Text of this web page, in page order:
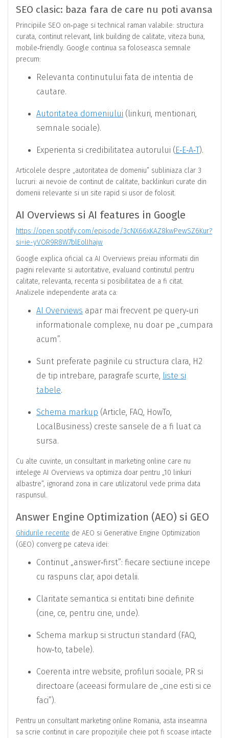
SEO clasic: baza fara de care nu poti avansa
Principiile SEO on‑page si technical raman valabile: structura
curata, continut relevant, link building de calitate, viteza buna,
mobile‑friendly. Google continua sa foloseasca semnale
precum:
Relevanta continutului fata de intentia de
cautare.
Autoritatea domeniului (linkuri, mentionari,
semnale sociale).
Experienta si credibilitatea autorului ( E‑E‑A‑T).
Articolele despre „autoritatea de domeniu” subliniaza clar 3
lucruri: ai nevoie de continut de calitate, backlinkuri curate din
domenii relevante si un site rapid si usor de folosit.
AI Overviews si AI features in Google
https://open.spotify.com/episode/3cNX66xKAZ8kwPewSZ6Kur?
si=ie-yVOR9R8W7blEolIhajw
Google explica oficial ca AI Overviews preiau informatii din
pagini relevante si autoritative, evaluand continutul pentru
calitate, relevanta, recenta si posibilitatea de a fi citat.
Analizele independente arata ca:
AI Overviews apar mai frecvent pe query‑uri
informationale complexe, nu doar pe „cumpara
acum”.
Sunt preferate paginile cu structura clara, H2
de tip intrebare, paragrafe scurte, liste si
tabele.
Schema markup (Article, FAQ, HowTo,
LocalBusiness) creste sansele de a fi luat ca
sursa.
Cu alte cuvinte, un consultant in marketing online care nu
intelege AI Overviews va optimiza doar pentru „10 linkuri
albastre”, ignorand zona in care utilizatorul vede prima data
raspunsul.
Answer Engine Optimization (AEO) si GEO
Ghidurile recente de AEO si Generative Engine Optimization
(GEO) converg pe cateva idei:
Continut „answer‑first”: fiecare sectiune incepe
cu raspuns clar, apoi detalii.
Claritate semantica si entitati bine definite
(cine, ce, pentru cine, unde).
Schema markup si structuri standard (FAQ,
how‑to, tabele).
Coerenta intre website, profiluri sociale, PR si
directoare (aceeasi formulare de „cine esti si ce
faci”).
Pentru un consultant marketing online Romania, asta inseamna
sa scrie continut in care propozițiile cheie pot fi scoase intacte